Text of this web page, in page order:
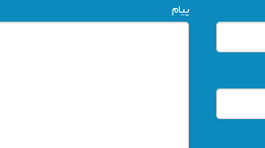
پیام